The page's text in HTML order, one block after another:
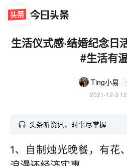
生活仪式感·结婚纪念日
#生活有
Ting小易
2021-12-3
头条听资讯，时事尽掌握
1、自制烛光晚餐，有花